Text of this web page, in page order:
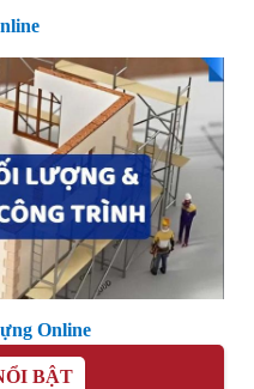
Online
BẬT